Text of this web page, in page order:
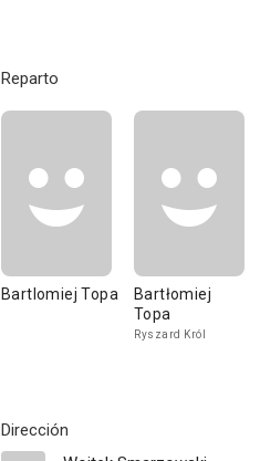
Reparto
Bartlomiej Topa
Bartłomiej
Topa
Ryszard Król
Dirección